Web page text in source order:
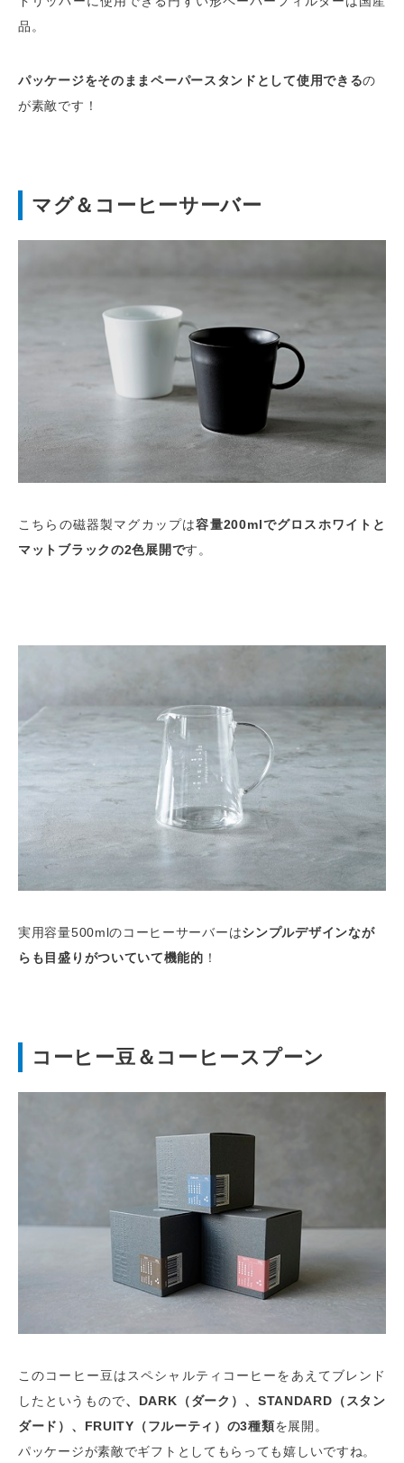
品。
パッケージをそのままペーパースタンドとして使用できるの
が素敵です！
マグ＆コーヒーサーバー
こちらの磁器製マグカップは容量200mlでグロスホワイトと
マットブラックの2色展開です。
実用容量500mlのコーヒーサーバーはシンプルデザインなが
らも目盛りがついていて機能的 ！
コーヒー豆＆コーヒースプーン
このコーヒー豆はスペシャルティコーヒーをあえてブレンド
したというもので、DARK（ダーク）、STANDARD（スタン
ダード）、FRUITY（フルーティ）の3種類を展開。
パッケージが素敵でギフトとしてもらっても嬉しいですね。